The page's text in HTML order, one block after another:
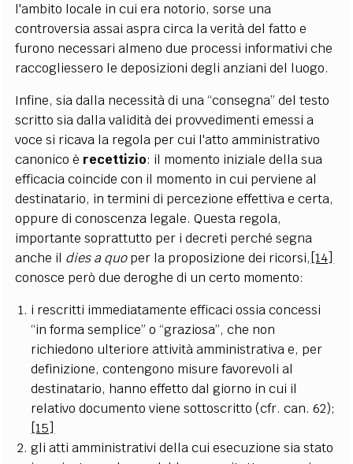
l'ambito locale in cui era notorio, sorse una
controversia assai aspra circa la verità del fatto e
furono necessari almeno due processi informativi che
raccogliessero le deposizioni degli anziani del luogo.
Infine, sia dalla necessità di una “consegna” del testo
scritto sia dalla validità dei provvedimenti emessi a
voce si ricava la regola per cui l'atto amministrativo
canonico è recettizio: il momento iniziale della sua
efficacia coincide con il momento in cui perviene al
destinatario, in termini di percezione effettiva e certa,
oppure di conoscenza legale. Questa regola,
importante soprattutto per i decreti perché segna
anche il dies a quoper la proposizione dei ricorsi, [14]
conosce però due deroghe di un certo momento:
i rescritti immediatamente efficaci ossia concessi
“in forma semplice” o “graziosa”, che non
richiedono ulteriore attività amministrativa e, per
definizione, contengono misure favorevoli al
destinatario, hanno effetto dal giorno in cui il
relativo documento viene sottoscritto (cfr. can. 62);
[15]
gli atti amministrativi della cui esecuzione sia stato